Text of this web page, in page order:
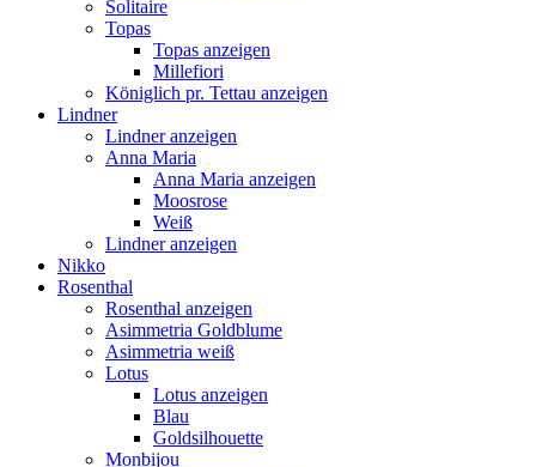
Solitaire
Topas
Topas anzeigen
Millefiori
Königlich pr. Tettau anzeigen
Lindner
Lindner anzeigen
Anna Maria
Anna Maria anzeigen
Moosrose
Weiß
Lindner anzeigen
Nikko
Rosenthal
Rosenthal anzeigen
Asimmetria Goldblume
Asimmetria weiß
Lotus
Lotus anzeigen
Blau
Goldsilhouette
Monbijou